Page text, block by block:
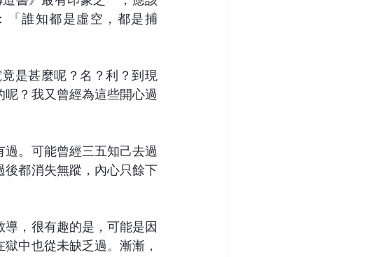
「誰知都是虛空，都是捕
是甚麼呢？名？利？到現
？我又曾經為這些開心過
。可能曾經三五知己去過
後都消失無蹤，內心只餘下
，很有趣的是，可能是因
中也從未缺乏過。漸漸，